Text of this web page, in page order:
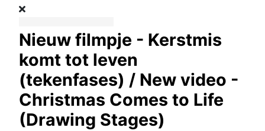
Nieuw filmpje - Kerstmis
komt tot leven
(tekenfases) / New video -
Christmas Comes to Life
(Drawing Stages)